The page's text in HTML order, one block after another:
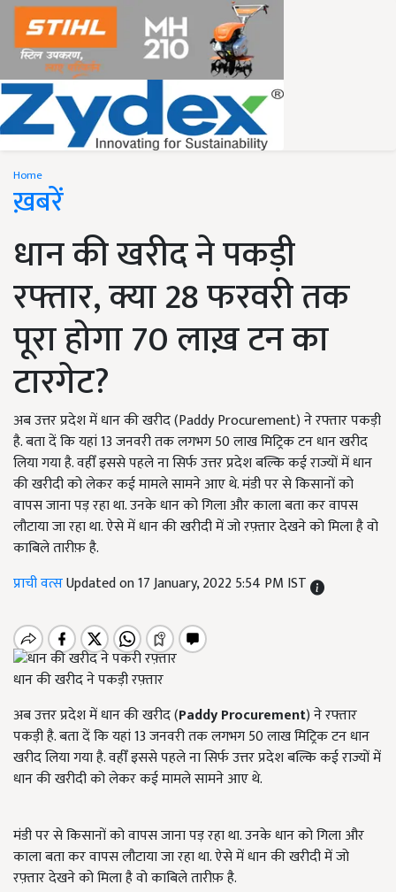
Home
ख़बरें
धान की खरीद ने पकड़ी
रफ्तार, क्या 28 फरवरी तक
पूरा होगा 70 लाख़ टन का
टारगेट?
अब उत्तर प्रदेश में धान की खरीद (Paddy Procurement) ने रफ्तार पकड़ी
है. बता दें कि यहां 13 जनवरी तक लगभग 50 लाख मिट्रिक टन धान खरीद
लिया गया है. वहीँ इससे पहले ना सिर्फ उत्तर प्रदेश बल्कि कई राज्यों में धान
की खरीदी को लेकर कई मामले सामने आए थे. मंडी पर से किसानों को
वापस जाना पड़ रहा था. उनके धान को गिला और काला बता कर वापस
लौटाया जा रहा था. ऐसे में धान की खरीदी में जो रफ़्तार देखने को मिला है वो
काबिले तारीफ़ है.
प्राची वत्सUpdated on 17 January, 2022 5:54 PM IST
धान की खरीद ने पकड़ी रफ़्तार
अब उत्तर प्रदेश में धान की खरीद (Paddy Procurement) ने रफ्तार
पकड़ी है. बता दें कि यहां 13 जनवरी तक लगभग 50 लाख मिट्रिक टन धान
खरीद लिया गया है. वहीँ इससे पहले ना सिर्फ उत्तर प्रदेश बल्कि कई राज्यों में
धान की खरीदी को लेकर कई मामले सामने आए थे.
मंडी पर से किसानों को वापस जाना पड़ रहा था. उनके धान को गिला और
काला बता कर वापस लौटाया जा रहा था. ऐसे में धान की खरीदी में जो
रफ़्तार देखने को मिला है वो काबिले तारीफ़ है.